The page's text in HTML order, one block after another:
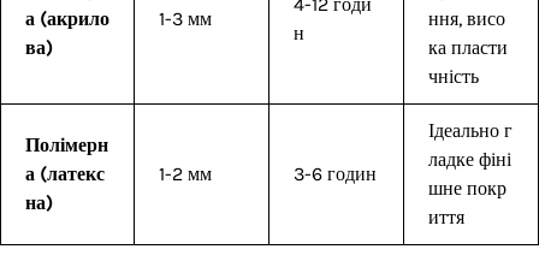
а (акрило
ва)
1-3 мм
н
ння, висо
ка пласти
чність
Полімерн
а (латекс
на)
1-2 мм 3-6 годин
Ідеально г
ладке фіні
шне покр
иття